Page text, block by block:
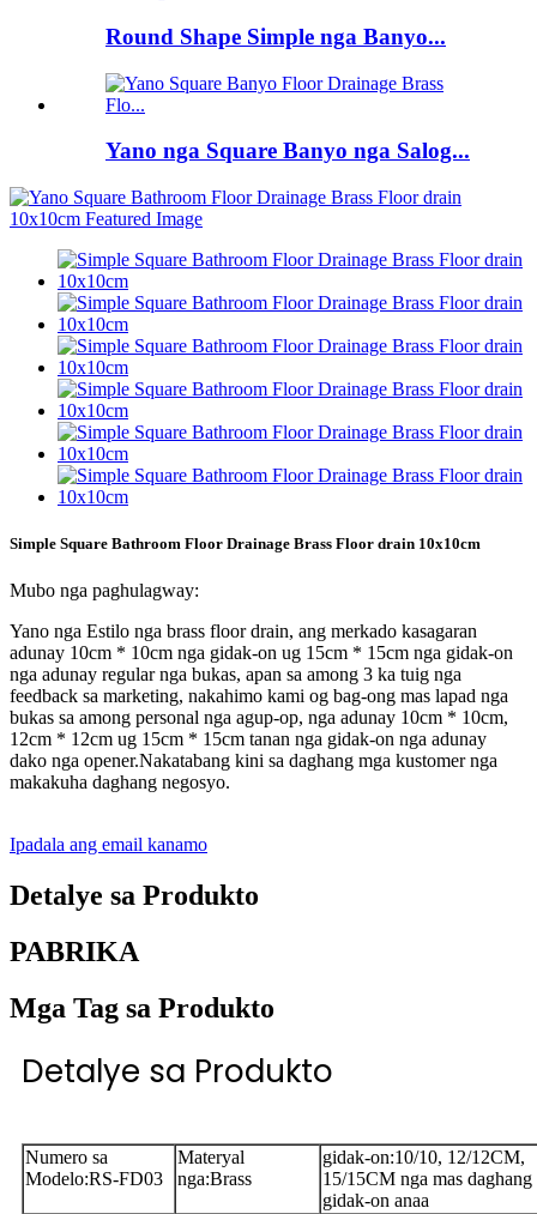
Round Shape Simple nga Banyo...
Yano nga Square Banyo nga Salog...
Simple Square Bathroom Floor Drainage Brass Floor drain 10x10cm
Mubo nga paghulagway:
Yano nga Estilo nga brass floor drain, ang merkado kasagaran
adunay 10cm * 10cm nga gidak-on ug 15cm * 15cm nga gidak-on
nga adunay regular nga bukas, apan sa among 3 ka tuig nga
feedback sa marketing, nakahimo kami og bag-ong mas lapad nga
bukas sa among personal nga agup-op, nga adunay 10cm * 10cm,
12cm * 12cm ug 15cm * 15cm tanan nga gidak-on nga adunay
dako nga opener.Nakatabang kini sa daghang mga kustomer nga
makakuha daghang negosyo.
Ipadala ang email kanamo
Detalye sa Produkto
PABRIKA
Mga Tag sa Produkto
Detalye sa Produkto
Numero sa
Modelo:RS-FD03
Materyal
nga:Brass
gidak-on:10/10, 12/12CM,
15/15CM nga mas daghang
gidak-on anaa